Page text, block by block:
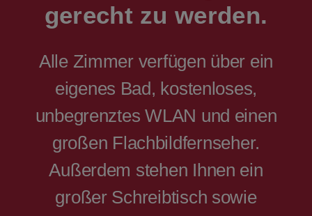
gerecht zu werden.
Alle Zimmer verfügen über ein
eigenes Bad, kostenloses,
unbegrenztes WLAN und einen
großen Flachbildfernseher.
Außerdem stehen Ihnen ein
großer Schreibtisch sowie